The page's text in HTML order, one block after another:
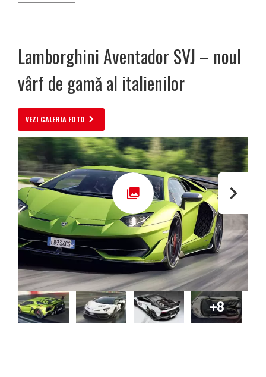
Lamborghini Aventador SVJ – noul
vârf de gamă al italienilor
VEZI GALERIA FOTO
+8